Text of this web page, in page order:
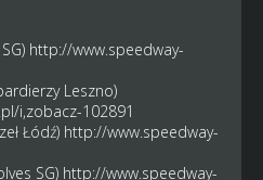
http://www.speedway-
Leszno)
i,zobacz-102891
Łódź) http://www.speedway-
SG) http://www.speedway-